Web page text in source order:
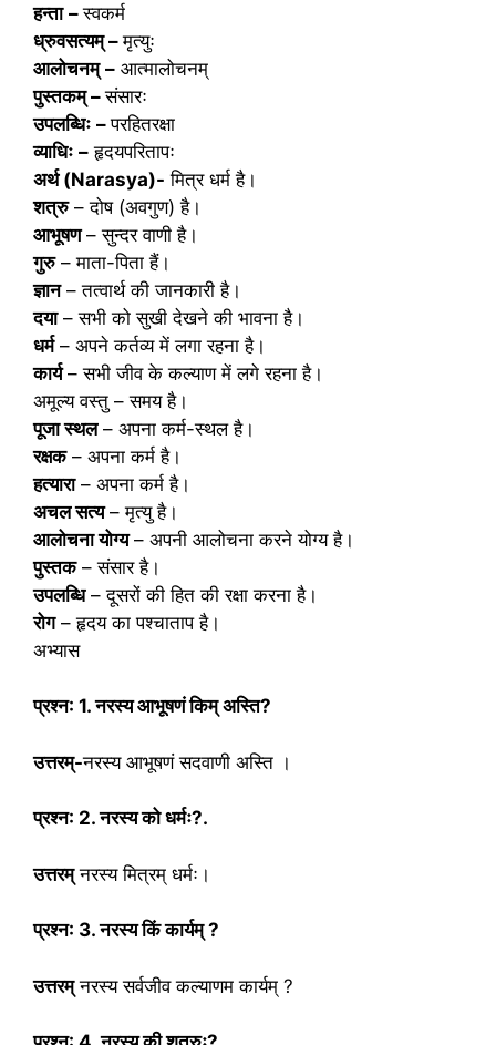
हन्ता –स्वकर्म
ध्रुवसत्यम्–मृत्युः
आलोचनम् – आत्मालोचनम्
पुस्तकम्–संसारः
उपलब्धिः –परहितरक्षा
व्याधिः – हृदयपरितापः
अर्थ (Narasya)- मित्र धर्म है।
शत्रु– दोष (अवगुण) है।
आभूषण– सुन्दर वाणी है।
गुरु– माता-पिता हैं।
ज्ञान– तत्वार्थ की जानकारी है।
दया– सभी को सुखी देखने की भावना है।
धर्म– अपने कर्तव्य में लगा रहना है।
कार्य– सभी जीव के कल्याण में लगे रहना है।
अमूल्य वस्तु – समय है।
पूजा स्थल– अपना कर्म-स्थल है।
रक्षक– अपना कर्म है।
हत्यारा– अपना कर्म है।
अचल सत्य– मृत्यु है।
आलोचना योग्य– अपनी आलोचना करने योग्य है।
पुस्‍तक– संसार है।
उपलब्धि– दूसरों की हित की रक्षा करना है।
रोग– हृदय का पश्चाताप है।
अभ्यास
प्रश्न: 1. नरस्य आभूषणं किम् अस्ति?
उत्तरम्-नरस्य आभूषणं सदवाणी अस्ति ।
प्रश्न: 2. नरस्य को धर्मः?.
उत्तरम्नरस्य मित्रम् धर्मः।
प्रश्न: 3. नरस्य किं कार्यम् ?
उत्तरम्नरस्य सर्वजीव कल्याणम कार्यम् ?